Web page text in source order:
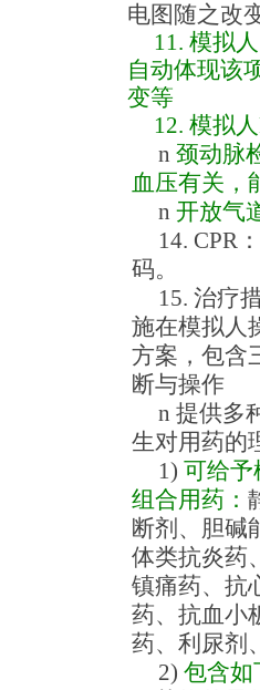
电图随之改
11. 模拟
自动体现该
变等
12. 模拟人
n 颈动脉
血压有关，
n 开放气
14. CPR
码。
15. 治疗
施在模拟人
方案，包含
断与操作
n 提供多
生对用药的
1) 可给予
组合用药：
断剂、胆碱
体类抗炎药
镇痛药、抗
药、抗血小
药、利尿剂
2) 包含如